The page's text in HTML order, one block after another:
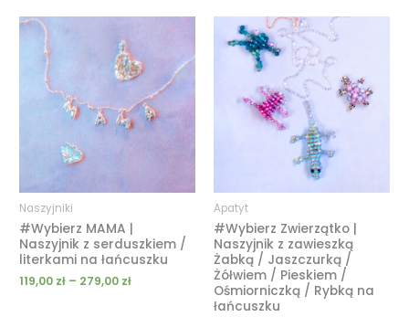
Naszyjniki
#Wybierz MAMA |
Naszyjnik z serduszkiem /
literkami na łańcuszku
119,00 zł – 279,00 zł
od
119,00 zł
do
279,00 zł
Apatyt
#Wybierz Zwierzątko |
Naszyjnik z zawieszką
Żabką / Jaszczurką /
Żółwiem / Pieskiem /
Ośmiorniczką / Rybką na
łańcuszku
Zakres
cen:
139,00 zł
do
309,00 zł